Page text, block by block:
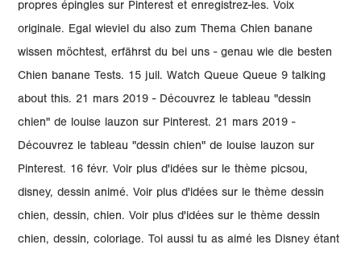
propres épingles sur Pinterest et enregistrez-les. Voix
originale. Egal wieviel du also zum Thema Chien banane
wissen möchtest, erfährst du bei uns - genau wie die besten
Chien banane Tests. 15 juil. Watch Queue Queue 9 talking
about this. 21 mars 2019 - Découvrez le tableau "dessin
chien" de louise lauzon sur Pinterest. 21 mars 2019 -
Découvrez le tableau "dessin chien" de louise lauzon sur
Pinterest. 16 févr. Voir plus d'idées sur le thème picsou,
disney, dessin animé. Voir plus d'idées sur le thème dessin
chien, dessin, chien. Voir plus d'idées sur le thème dessin
chien, dessin, coloriage. Toi aussi tu as aimé les Disney étant